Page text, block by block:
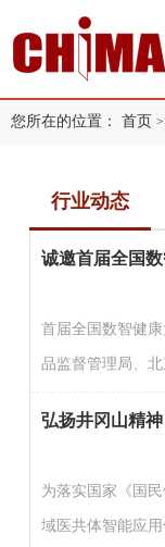
您所在的位置： 首页
行业动态
首届全国数智健
品监督管理局、
值，推动医疗健
参加2026年“数
赛”）。有关事项
国数智健康大赛与
为落实国家《国
域医共体智能应